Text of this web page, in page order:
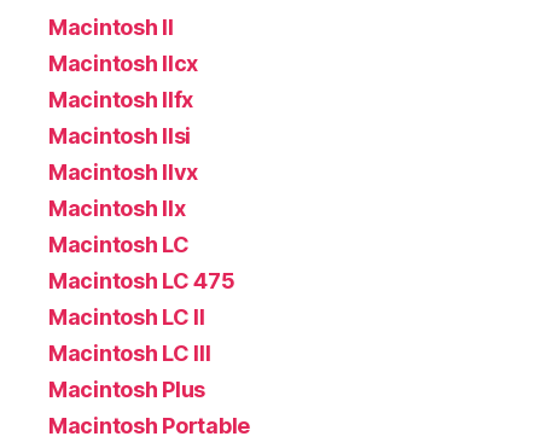
Macintosh II
Macintosh IIcx
Macintosh IIfx
Macintosh IIsi
Macintosh IIvx
Macintosh IIx
Macintosh LC
Macintosh LC 475
Macintosh LC II
Macintosh LC III
Macintosh Plus
Macintosh Portable